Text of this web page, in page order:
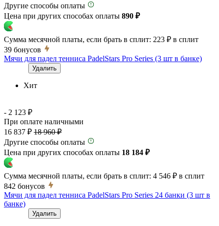
Другие способы оплаты
Цена при других способах оплаты 890 ₽
Сумма месячной платы, если брать в сплит: 223 ₽ в сплит
39 бонусов
Мячи для падел тенниса PadelStars Pro Series (3 шт в банке)
Удалить
Хит
- 2 123 ₽
При оплате наличными
16 837 ₽ 18 960 ₽
Другие способы оплаты
Цена при других способах оплаты 18 184 ₽
Сумма месячной платы, если брать в сплит: 4 546 ₽ в сплит
842 бонусов
Мячи для падел тенниса PadelStars Pro Series 24 банки (3 шт в
банке)
Удалить